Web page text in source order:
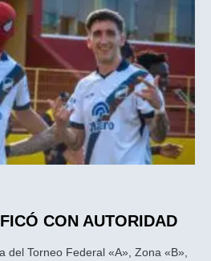
CON AUTORIDAD
del Torneo Federal «A», Zona «B»,